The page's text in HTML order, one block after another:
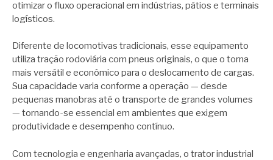
otimizar o fluxo operacional em indústrias, pátios e terminais
logísticos.
Diferente de locomotivas tradicionais, esse equipamento
utiliza tração rodoviária com pneus originais, o que o torna
mais versátil e econômico para o deslocamento de cargas.
Sua capacidade varia conforme a operação — desde
pequenas manobras até o transporte de grandes volumes
— tornando-se essencial em ambientes que exigem
produtividade e desempenho contínuo.
Com tecnologia e engenharia avançadas, o trator industrial